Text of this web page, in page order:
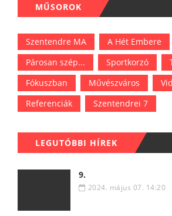
MŰSOROK
Szentendre MA
A Hét Embere
Párosan szép...
Sportkorzó
Fókuszban
Művészváros
Referenciák
Szentendrei 7
LEGUTÓBBI HÍREK
9.
2024. május 07. 14:20